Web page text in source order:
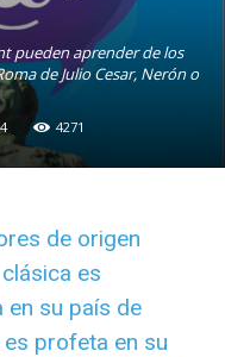
pueden aprender de los
de Julio Cesar, Nerón o
4271
de origen
es
en su país de
profeta en su